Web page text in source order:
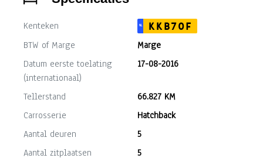
Kenteken NL
KKB70F
BTW of Marge
Marge
Datum eerste toelating
(internationaal)
17-08-2016
Tellerstand
66.827 KM
Carrosserie
Hatchback
Aantal deuren
5
Aantal zitplaatsen
5